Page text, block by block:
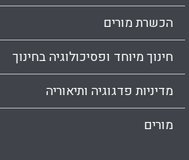
הכשרת מורים
חינוך מיוחד ופסיכולוגיה בחינוך
מדיניות פדגוגיה ותיאוריה
מורים